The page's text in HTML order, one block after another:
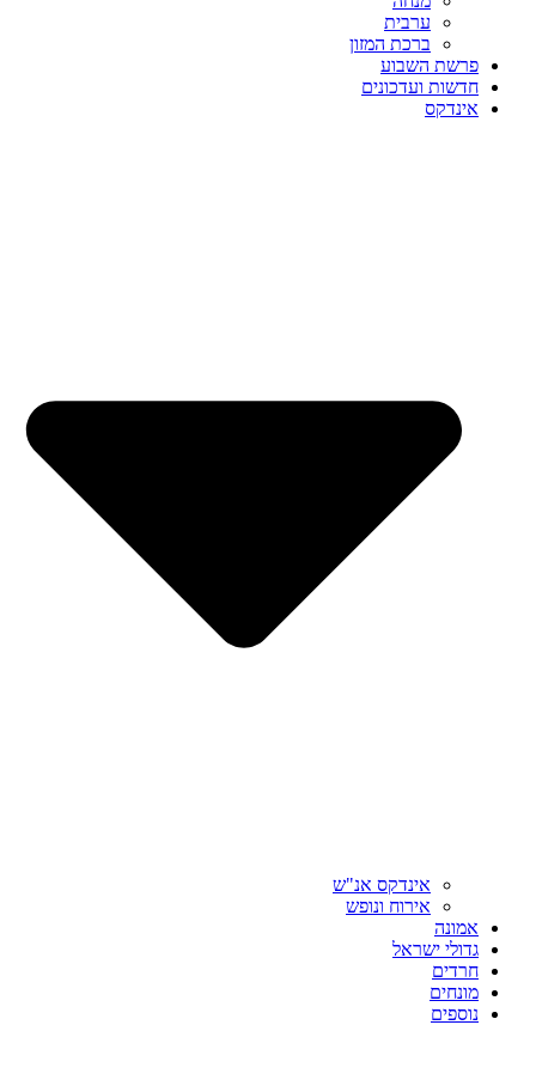
ערבית
ברכת המזון
פרשת השבוע
חדשות ועדכונים
אינדקס
אינדקס אנ"ש
אירוח ונופש
אמונה
גדולי ישראל
חרדים
מונחים
נוספים